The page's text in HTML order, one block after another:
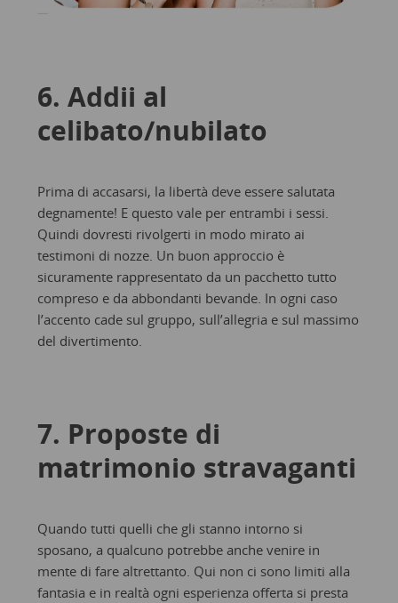
6. Addii al
celibato/nubilato
Prima di accasarsi, la libertà deve essere salutata
degnamente! E questo vale per entrambi i sessi.
Quindi dovresti rivolgerti in modo mirato ai
testimoni di nozze. Un buon approccio è
sicuramente rappresentato da un pacchetto tutto
compreso e da abbondanti bevande. In ogni caso
l’accento cade sul gruppo, sull’allegria e sul massimo
del divertimento.
7. Proposte di
matrimonio stravaganti
Quando tutti quelli che gli stanno intorno si
sposano, a qualcuno potrebbe anche venire in
mente di fare altrettanto. Qui non ci sono limiti alla
fantasia e in realtà ogni esperienza offerta si presta